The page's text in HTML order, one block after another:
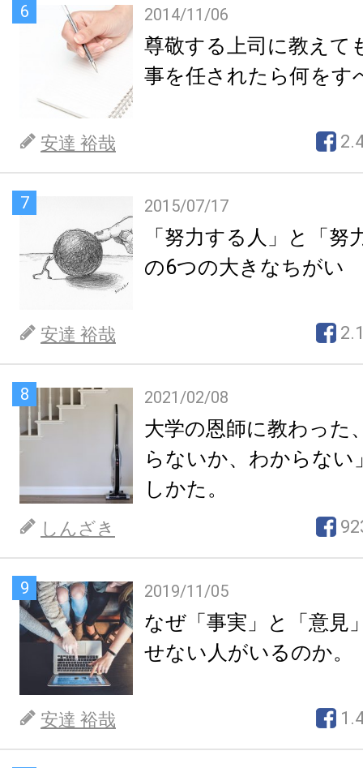
6 2014/11/06
尊敬する上司に教えて
事を任されたら何をす
安達 裕哉
7 2015/07/17
「努力する人」と「努
の6つの大きなちがい
安達 裕哉
8 2021/02/08
大学の恩師に教わった
らないか、わからない
しかた。
しんざき
9 2019/11/05
なぜ「事実」と「意見
せない人がいるのか。
安達 裕哉